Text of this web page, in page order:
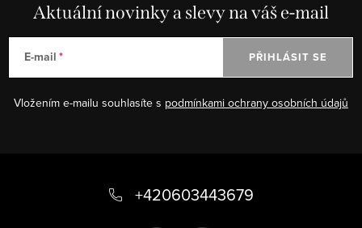
Aktuální novinky a slevy na váš e-mail
E-mail
Vložením e-mailu souhlasíte s podmínkami ochrany osobních údajů
PŘIHLÁSIT SE
+420603443679